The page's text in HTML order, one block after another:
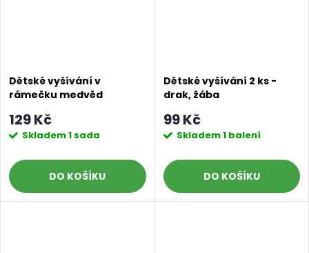
Dětské vyšívání v
rámečku medvěd
129 Kč
Skladem1 sada
DO KOŠÍKU
Dětské vyšívání 2 ks -
drak, žába
99 Kč
Skladem1 balení
DO KOŠÍKU